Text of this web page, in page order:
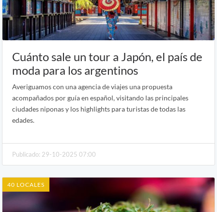
Cuánto sale un tour a Japón, el país de
moda para los argentinos
Averiguamos con una agencia de viajes una propuesta
acompañados por guía en español, visitando las principales
ciudades niponas y los highlights para turistas de todas las
edades.
Publicado: 29-10-2025 07:00
40 LOCALES